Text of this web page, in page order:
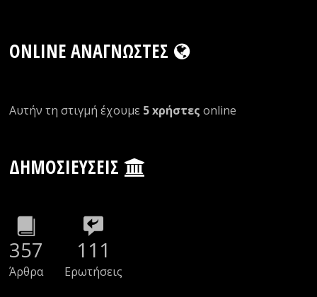
ONLINE ΑΝΑΓΝΏΣΤΕΣ
Αυτήν τη στιγμή έχουμε 5 xρήστες οnline
ΔΗΜΟΣΙΕΎΣΕΙΣ
357
Άρθρα
111
Ερωτήσεις